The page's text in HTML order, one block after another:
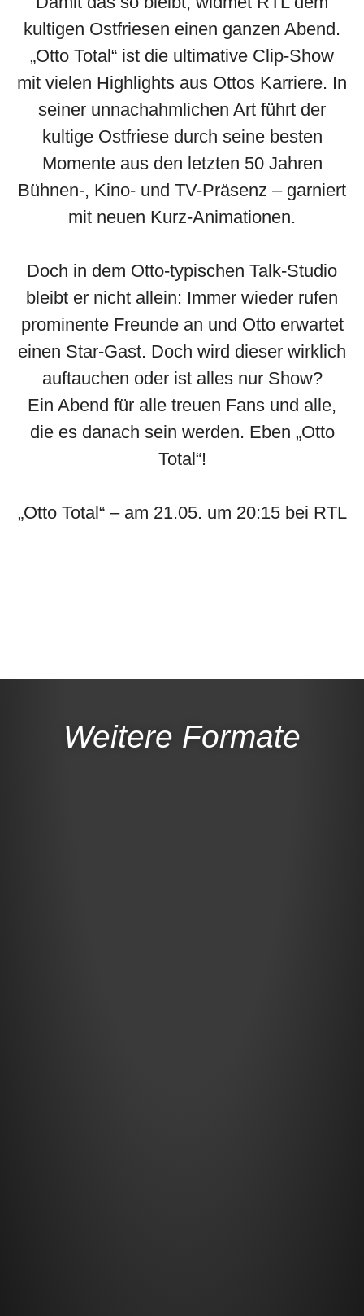
kultigen Ostfriesen einen ganzen Abend.
„Otto Total“ ist die ultimative Clip-Show
mit vielen Highlights aus Ottos Karriere. In
seiner unnachahmlichen Art führt der
kultige Ostfriese durch seine besten
Momente aus den letzten 50 Jahren
Bühnen-, Kino- und TV-Präsenz – garniert
mit neuen Kurz-Animationen.
Doch in dem Otto-typischen Talk-Studio
bleibt er nicht allein: Immer wieder rufen
prominente Freunde an und Otto erwartet
einen Star-Gast. Doch wird dieser wirklich
auftauchen oder ist alles nur Show?
Ein Abend für alle treuen Fans und alle,
die es danach sein werden. Eben „Otto
Total“!
„Otto Total“ – am 21.05. um 20:15 bei RTL
Weitere Formate